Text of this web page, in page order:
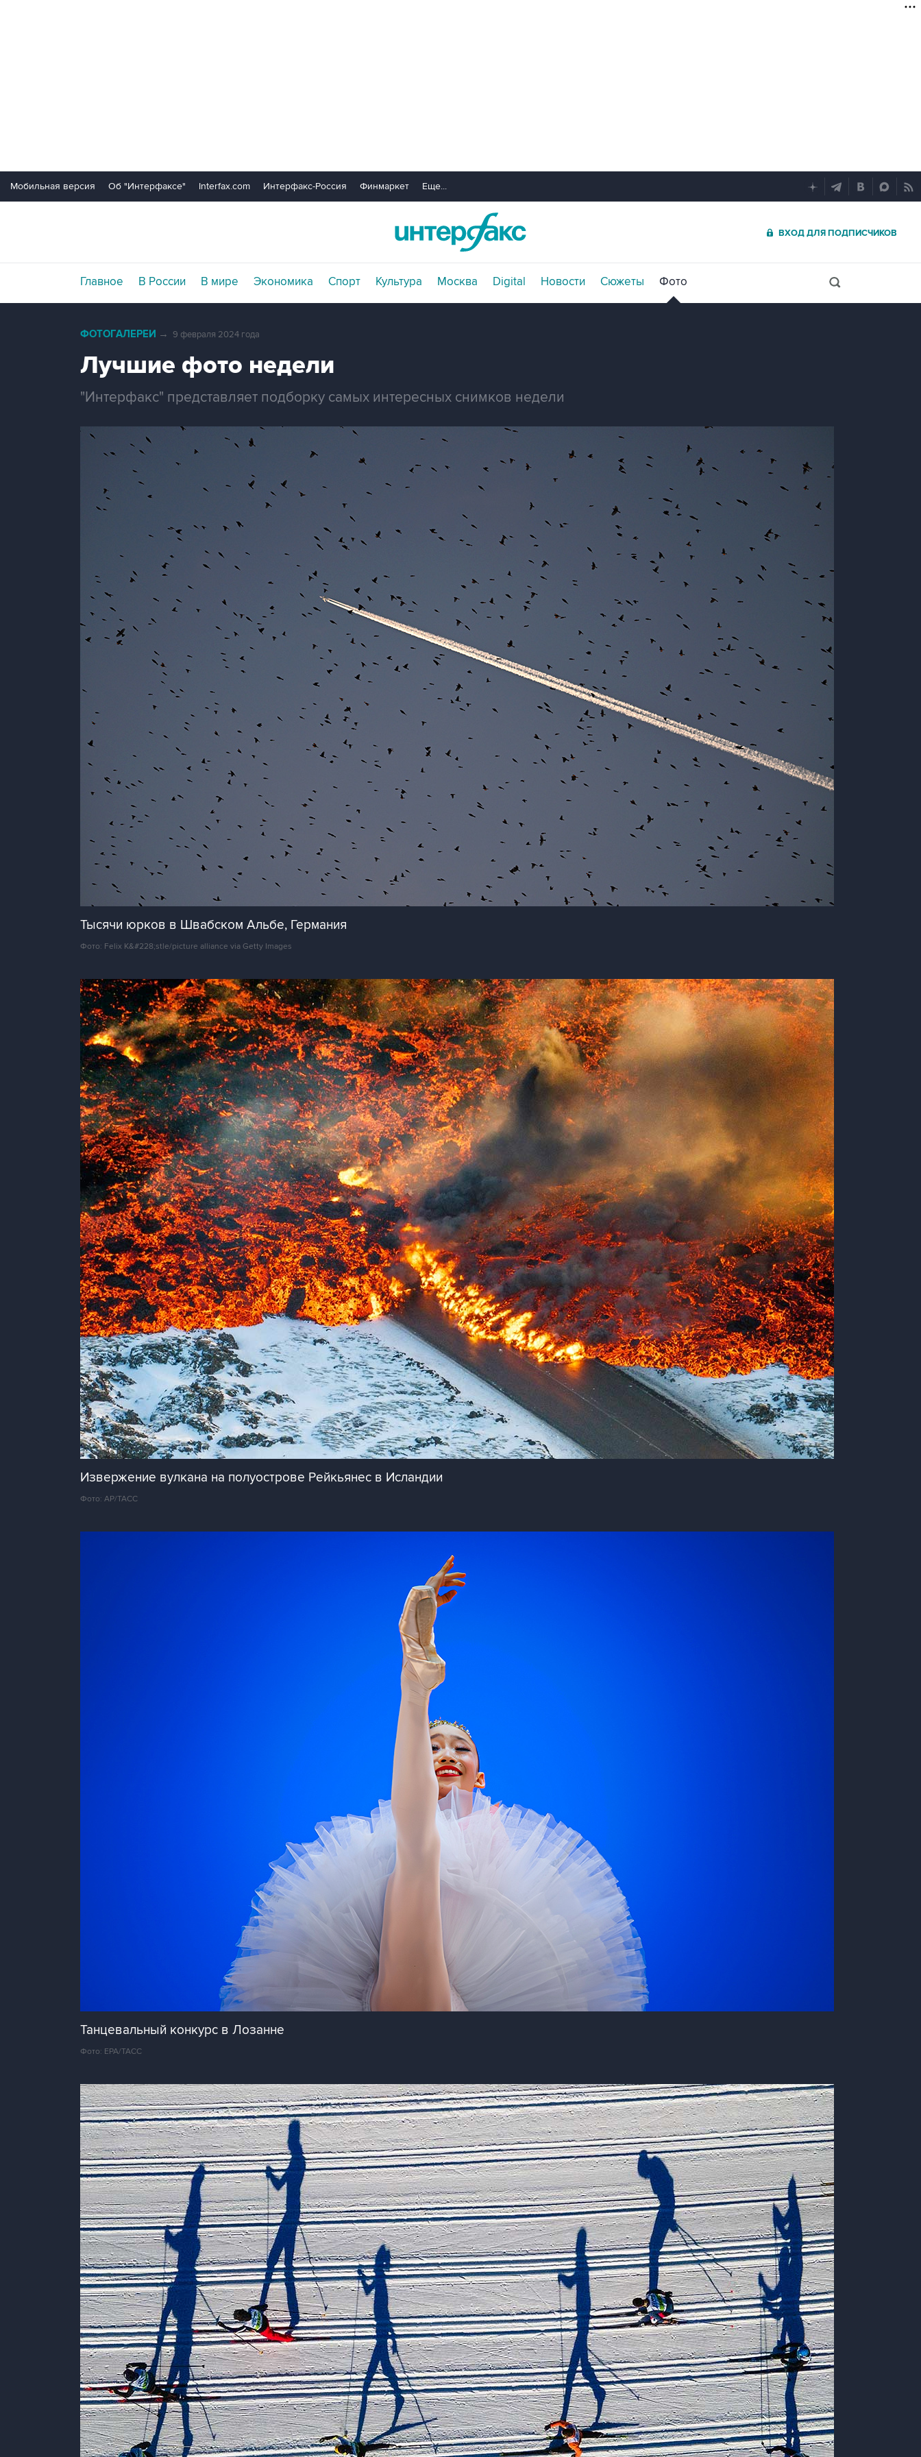
Мобильная версия Об "Интерфаксе" Interfax.com Интерфакс-Россия Финмаркет Еще...
ВХОД ДЛЯ ПОДПИСЧИКОВ
Главное В России В мире Экономика Спорт Культура Москва Digital Новости Сюжеты Фото
ФОТОГАЛЕРЕИ → 9 февраля 2024 года
Лучшие фото недели
"Интерфакс" представляет подборку самых интересных снимков недели
Тысячи юрков в Швабском Альбе, Германия
Фото: Felix K&#228;stle/picture alliance via Getty Images
Извержение вулкана на полуострове Рейкьянес в Исландии
Фото: AP/ТАСС
Танцевальный конкурс в Лозанне
Фото: EPA/ТАСС